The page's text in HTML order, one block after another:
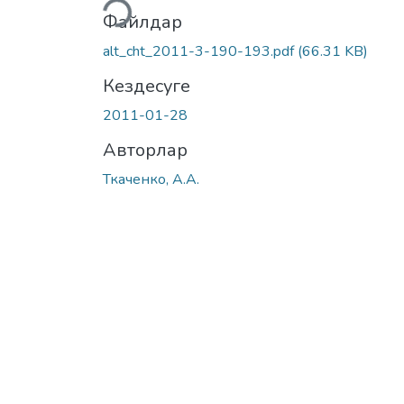
Файлдар
alt_cht_2011-3-190-193.pdf(66.31 KB)
Кездесуге
2011-01-28
Авторлар
Ткаченко, А.А.